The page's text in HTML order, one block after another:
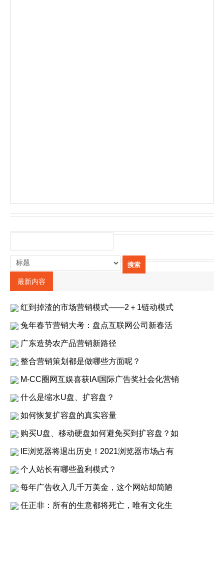
最新内容
红到掉渣的市场营销模式——2＋1链动模式
兔年春节营销大考：盘点互联网公司新春活
广东造势农产品营销新路径
整合营销策划都是做哪些方面呢？
M-CC圈网互娱喜获IAI国际广告奖社会化营销
什么是缩水U盘、扩容盘？
如何恢复扩容盘的真实容量
购买U盘、移动硬盘如何避免买到扩容盘？如
IE浏览器将退出历史！2021浏览器市场占有
个人站长有哪些盈利模式？
每年广告收入几千万美金，这个网站却简陋
任正非：所有的生意都将死亡，唯有文化生